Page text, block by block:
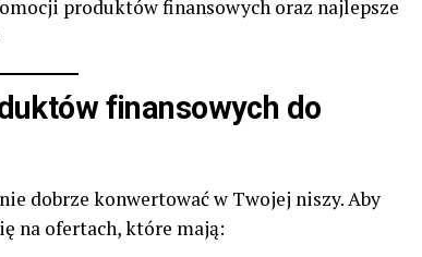
produktów finansowych oraz najlepsze
finansowych do
dobrze konwertować w Twojej niszy. Aby
na ofertach, które mają: